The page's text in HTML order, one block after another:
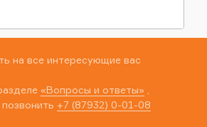
на все интересующие вас
«Вопросы и ответы»
+7 (87932) 0-01-08